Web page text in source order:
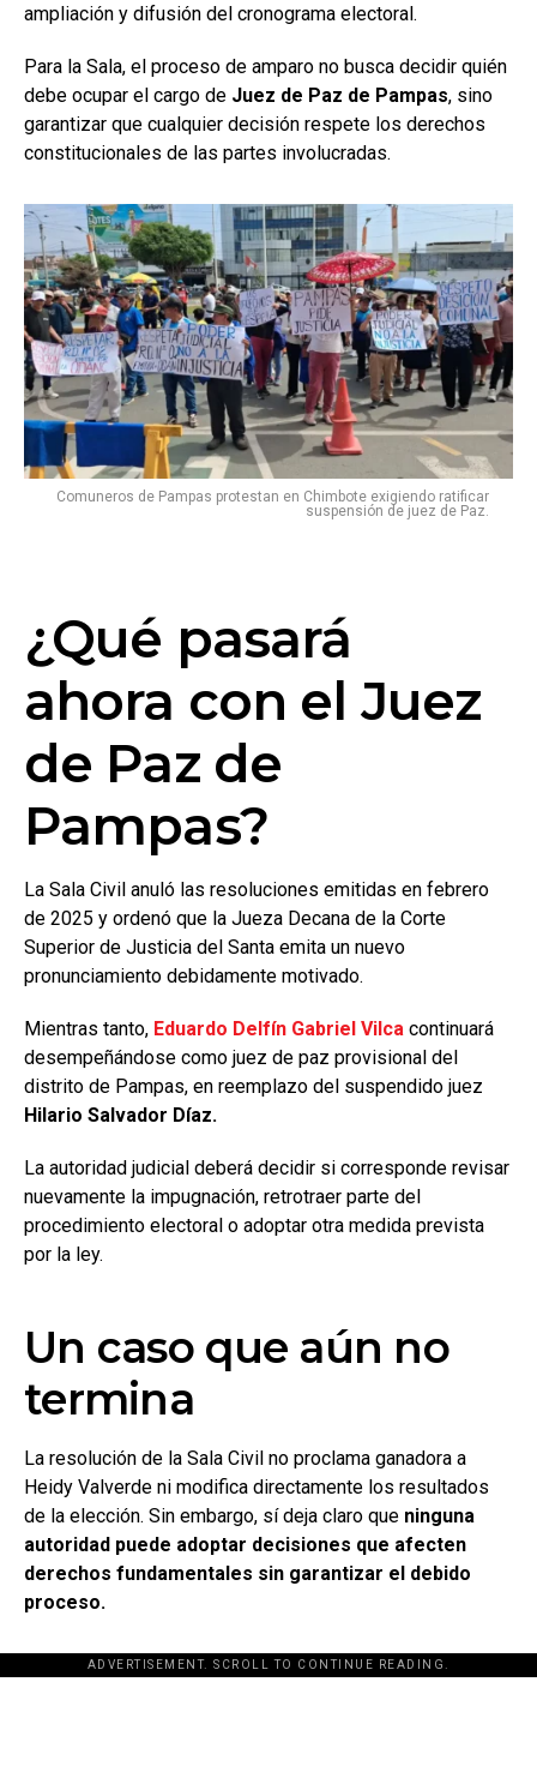
ampliación y difusión del cronograma electoral.
Para la Sala, el proceso de amparo no busca decidir quién
debe ocupar el cargo de Juez de Paz de Pampas, sino
garantizar que cualquier decisión respete los derechos
constitucionales de las partes involucradas.
Comuneros de Pampas protestan en Chimbote exigiendo ratificar
suspensión de juez de Paz.
¿Qué pasará
ahora con el Juez
de Paz de
Pampas?
La Sala Civil anuló las resoluciones emitidas en febrero
de 2025 y ordenó que la Jueza Decana de la Corte
Superior de Justicia del Santa emita un nuevo
pronunciamiento debidamente motivado.
Mientras tanto, Eduardo Delfín Gabriel Vilca continuará
desempeñándose como juez de paz provisional del
distrito de Pampas, en reemplazo del suspendido juez
Hilario Salvador Díaz.
La autoridad judicial deberá decidir si corresponde revisar
nuevamente la impugnación, retrotraer parte del
procedimiento electoral o adoptar otra medida prevista
por la ley.
Un caso que aún no
termina
La resolución de la Sala Civil no proclama ganadora a
Heidy Valverde ni modifica directamente los resultados
de la elección. Sin embargo, sí deja claro que ninguna
autoridad puede adoptar decisiones que afecten
derechos fundamentales sin garantizar el debido
proceso.
ADVERTISEMENT. SCROLL TO CONTINUE READING.